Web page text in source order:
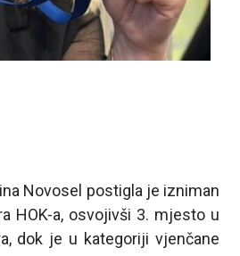
Novosel postigla je izniman
HOK-a, osvojivši 3. mjesto u
dok je u kategoriji vjenčane